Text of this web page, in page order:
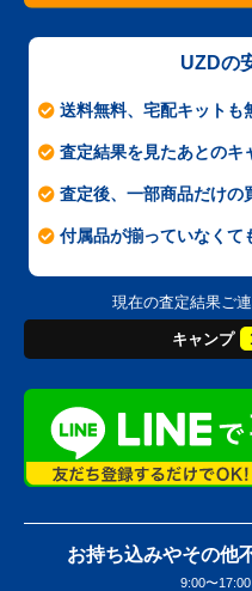
UZDの
送料無料、宅配キットも
査定結果を見たあとのキ
査定後、一部商品だけの
付属品が揃っていなくて
現在の査定結果ご
キャンプ
お持ち込みやその他
9:00〜17:00